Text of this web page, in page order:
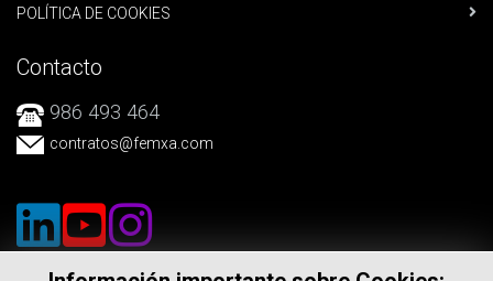
POLÍTICA DE COOKIES
Contacto
986 493 464
contratos@femxa.com